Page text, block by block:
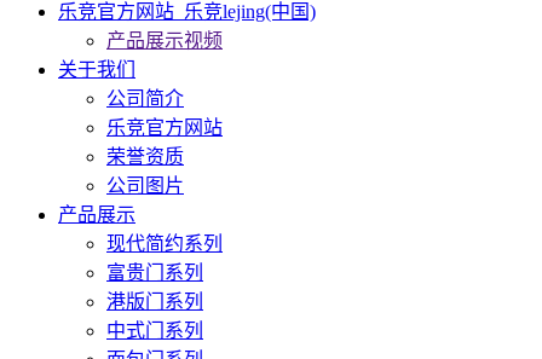
乐竞官方网站_乐竞lejing(中国)
产品展示视频
关于我们
公司简介
乐竞官方网站
荣誉资质
公司图片
产品展示
现代简约系列
富贵门系列
港版门系列
中式门系列